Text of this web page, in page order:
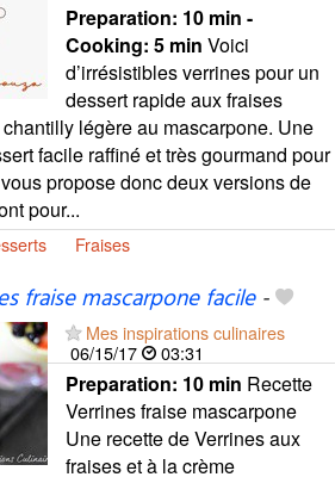
Preparation: 10 min -
Cooking: 5 min Voici
d’irrésistibles verrines pour un
dessert rapide aux fraises
chantilly légère au mascarpone. Une
facile raffiné et très gourmand pour
propose donc deux versions de
pour...
Fraises
fraise mascarpone facile-
Mes inspirations culinaires
06/15/17
03:31
Preparation: 10 min Recette
Verrines fraise mascarpone
Une recette de Verrines aux
fraises et à la crème